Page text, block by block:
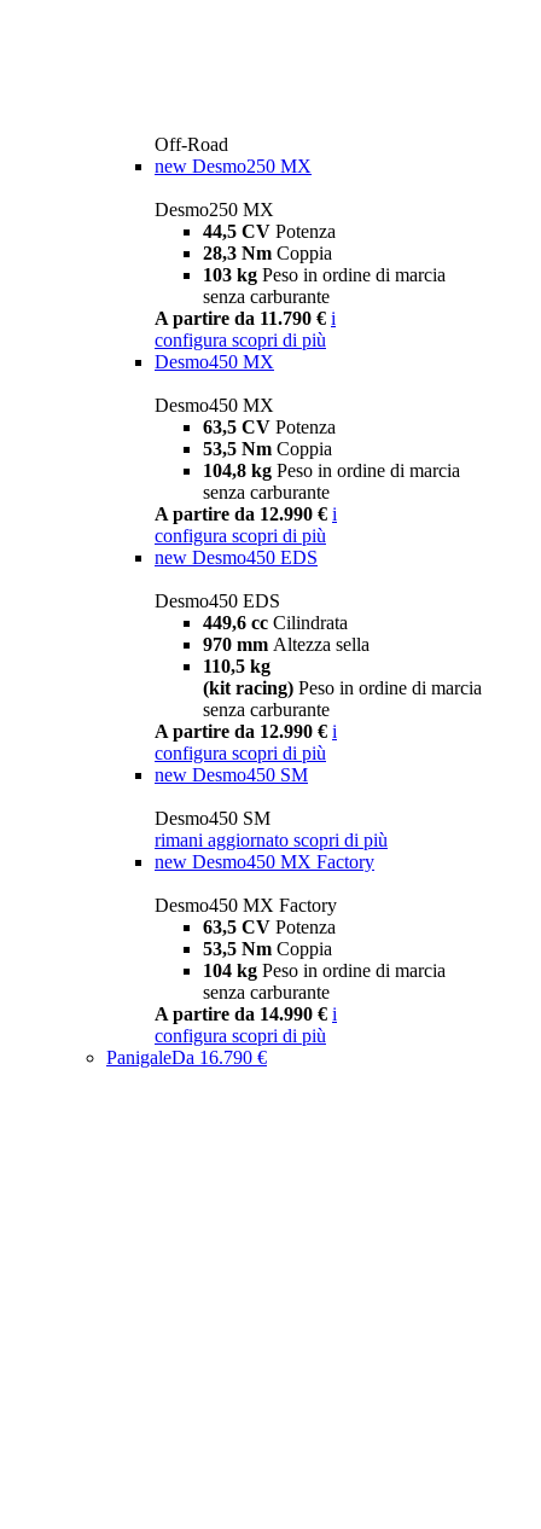
Off-Road
new Desmo250 MX
Desmo250 MX
44,5 CV Potenza
28,3 Nm Coppia
103 kg Peso in ordine di marcia
senza carburante
A partire da 11.790 € i
configura scopri di più
Desmo450 MX
Desmo450 MX
63,5 CV Potenza
53,5 Nm Coppia
104,8 kg Peso in ordine di marcia
senza carburante
A partire da 12.990 € i
configura scopri di più
new Desmo450 EDS
Desmo450 EDS
449,6 cc Cilindrata
970 mm Altezza sella
110,5 kg
(kit racing) Peso in ordine di marcia
senza carburante
A partire da 12.990 € i
configura scopri di più
new Desmo450 SM
Desmo450 SM
rimani aggiornato scopri di più
new Desmo450 MX Factory
Desmo450 MX Factory
63,5 CV Potenza
53,5 Nm Coppia
104 kg Peso in ordine di marcia
senza carburante
A partire da 14.990 € i
configura scopri di più
PanigaleDa 16.790 €